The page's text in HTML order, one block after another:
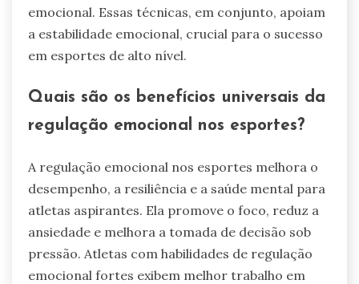
emocional. Essas técnicas, em conjunto, apoiam
a estabilidade emocional, crucial para o sucesso
em esportes de alto nível.
Quais são os benefícios universais da
regulação emocional nos esportes?
A regulação emocional nos esportes melhora o
desempenho, a resiliência e a saúde mental para
atletas aspirantes. Ela promove o foco, reduz a
ansiedade e melhora a tomada de decisão sob
pressão. Atletas com habilidades de regulação
emocional fortes exibem melhor trabalho em